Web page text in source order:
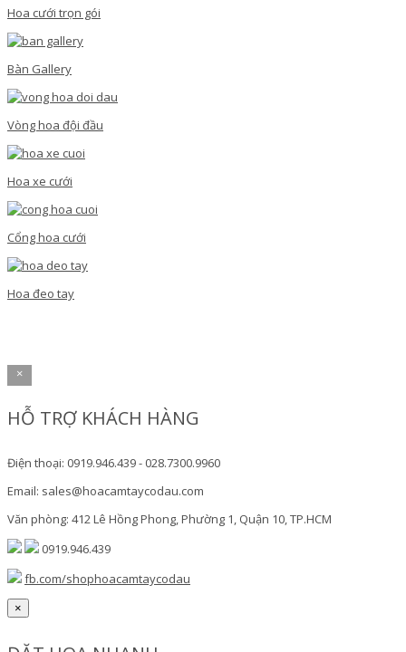
Hoa cưới trọn gói
Bàn Gallery
Vòng hoa đội đầu
Hoa xe cưới
Cổng hoa cưới
Hoa đeo tay
×
HỖ TRỢ KHÁCH HÀNG
Điện thoại: 0919.946.439 - 028.7300.9960
Email: sales@hoacamtaycodau.com
Văn phòng: 412 Lê Hồng Phong, Phường 1, Quận 10, TP.HCM
0919.946.439
fb.com/shophoacamtaycodau
×